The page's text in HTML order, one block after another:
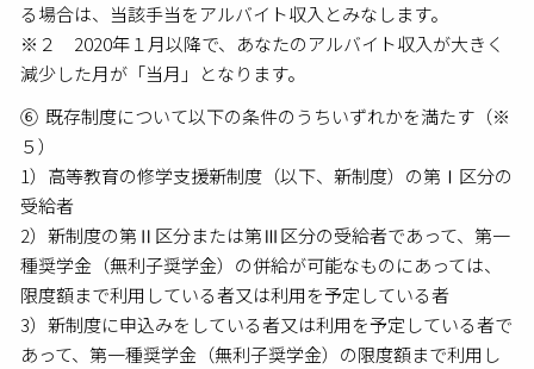
る場合は、当該手当をアルバイト収入とみなします。
※２ 2020年１月以降で、あなたのアルバイト収入が大きく
減少した月が「当月」となります。
⑥ 既存制度について以下の条件のうちいずれかを満たす（※
５）
1）高等教育の修学支援新制度（以下、新制度）の第Ⅰ区分の
受給者
2）新制度の第Ⅱ区分または第Ⅲ区分の受給者であって、第一
種奨学金（無利子奨学金）の併給が可能なものにあっては、
限度額まで利用している者又は利用を予定している者
3）新制度に申込みをしている者又は利用を予定している者で
あって、第一種奨学金（無利子奨学金）の限度額まで利用し